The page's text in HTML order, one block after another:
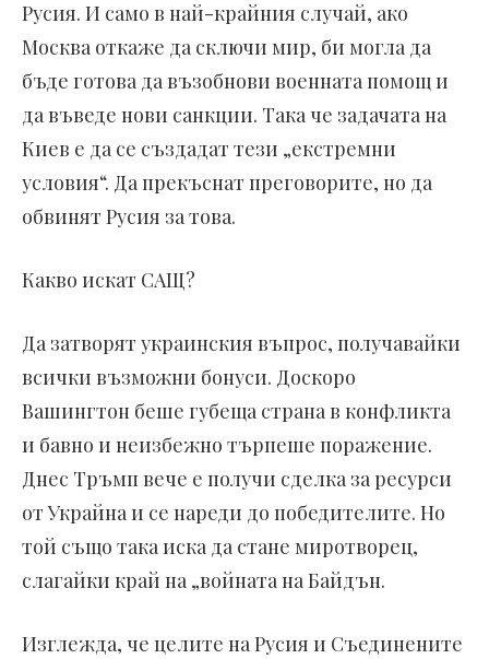
Русия. И само в най-крайния случай, ако
Москва откаже да сключи мир, би могла да
бъде готова да възобнови военната помощ и
да въведе нови санкции. Така че задачата на
Киев е да се създадат тези „екстремни
условия“. Да прекъснат преговорите, но да
обвинят Русия за това.
Какво искат САЩ?
Да затворят украинския въпрос, получавайки
всички възможни бонуси. Доскоро
Вашингтон беше губеща страна в конфликта
и бавно и неизбежно търпеше поражение.
Днес Тръмп вече е получи сделка за ресурси
от Украйна и се нареди до победителите. Но
той също така иска да стане миротворец,
слагайки край на „войната на Байдън.
Изглежда, че целите на Русия и Съединените